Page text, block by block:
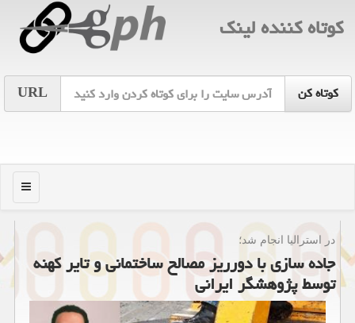
كوتاه كننده لینك
URL
منو
در استرالیا انجام شد؛
جاده سازی با دورریز مصالح ساختمانی و تایر كهنه
توسط پژوهشگر ایرانی